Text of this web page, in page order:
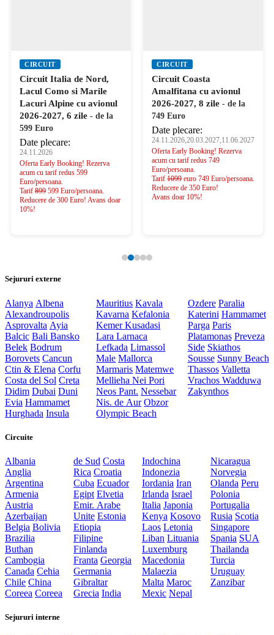
CIRCUIT
Circuit Italia de Nord,
Lacul Como si Marile
Lacuri Alpine cu avionul
2026-2027, 6 zile - de la
599 Euro
Date plecare:
24.11.2026
Oferta Early Booking! Rezerva
acum cu tarif redus 599
Euro/persoana.
Tarif 899 599 Euro/persoana.
Reducere de 300 Euro! Avans doar
10%!
CIRCUIT
Circuit Coasta
Amalfitana cu avionul
2026-2027, 8 zile - de la
749 Euro
Date plecare:
24.11.2026,20.03.2027,11.06.2027
Oferta Early Booking! Rezerva
acum cu tarif redus 749
Euro/persoana.
Tarif 1099 euro 749 Euro/persoana.
Reducere de 350 Euro!
Avans doar 10%!
Sejururi externe
Alanya Albena
Alexandroupolis
Asprovalta Ayia
Balcic Bali Bansko
Belek Bodrum
Borovets Cancun
Ctin & Elena Corfu
Costa del Sol Creta
Didim Dubai Duni
Evia Hammamet
Hurghada Insula
Mauritius Kavala
Kavarna Kefalonia
KemerKusadasi
LaraLarnaca
Lefkada Limassol
Male Mallorca
Marmaris Matemwe
MelliehaNei Pori
Neos Pant. Nessebar
Nis. de Aur Obzor
Olympic Beach
Ozdere Paralia
Katerini Hammamet
Parga Paris
Platamonas Preveza
Side Skiathos
Sousse Sunny Beach
Thassos Valletta
Vrachos Wadduwa
Zakynthos
Circuite
Albania
Anglia
Argentina
Armenia
Austria
Azerbaijan
Belgia Bolivia
Brazilia
Buthan
Cambogia
Canada Cehia
Chile China
Coreea Coreea
de Sud Costa
Rica Croatia
Cuba Ecuador
Egipt Elvetia
Emir. Arabe
Unite Estonia
Etiopia
Filipine
Finlanda
Franta Georgia
Germania
Gibraltar
Grecia India
Indochina
Indonezia
Iordania Iran
Irlanda Israel
Italia Japonia
Kenya Kosovo
Laos Letonia
Liban Lituania
Luxemburg
Macedonia
Malaezia
Malta Maroc
Mexic Nepal
Nicaragua
Norvegia
Olanda Peru
Polonia
Portugalia
Rusia Scotia
Singapore
Spania SUA
Thailanda
Turcia
Uruguay
Zanzibar
Sejururi interne